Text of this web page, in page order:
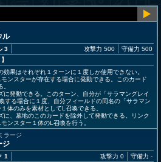
ル
3
】
攻撃力 500 守備力 500
果はそれぞれ１ターンに１度しか使用できない。
ンスターが存在する場合に発動できる。このカード
発動できる。このターン、自分が「サラマングレイ
する場合に１度、自分フィールドの同名の「サラマン
体のみを素材としてL召喚できる。
、墓地のこのカードを除外して発動できる。リンク
ンスター１体のL召喚を行う。
ラージ
ジ
1
攻撃力 0 守備力 -